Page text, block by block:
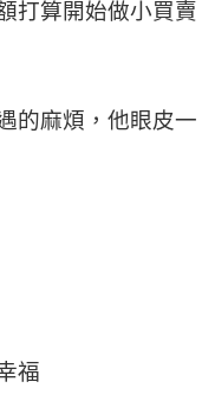
打算開始做小買賣
的麻煩，他眼皮一
福